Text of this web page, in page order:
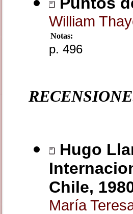
William
Notas:
p. 496
Hugo
Chile,
María